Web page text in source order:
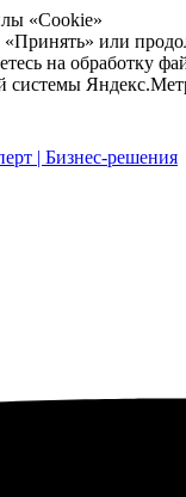
«Cookie»
или
на обработку
системы
| Бизнес-решения